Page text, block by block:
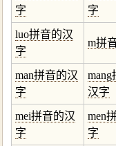
字
字
luo拼音的汉
字
m拼
man拼音的汉
字
mang
汉字
mei拼音的汉
字
men
字